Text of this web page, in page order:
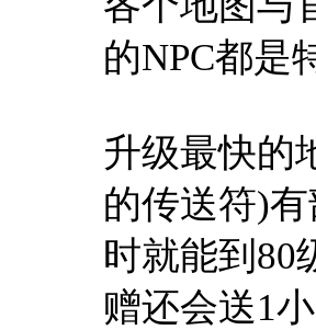
的NPC都是
升级最快的
的传送符)
时就能到80
赠还会送1